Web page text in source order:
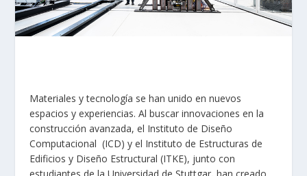
Materiales y tecnología se han unido en nuevos
espacios y experiencias. Al buscar innovaciones en la
construcción avanzada, el Instituto de Diseño
Computacional (ICD) y el Instituto de Estructuras de
Edificios y Diseño Estructural (ITKE), junto con